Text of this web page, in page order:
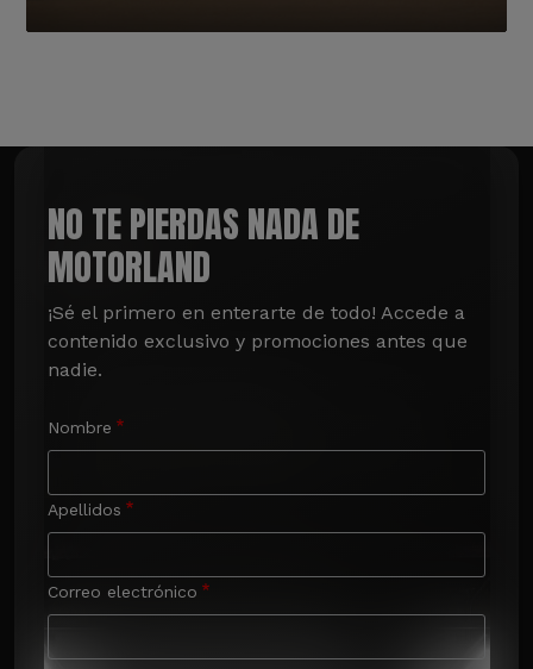
NO TE PIERDAS NADA DE
MOTORLAND
¡Sé el primero en enterarte de todo! Accede a
contenido exclusivo y promociones antes que
nadie.
Nombre
Apellidos
Correo electrónico